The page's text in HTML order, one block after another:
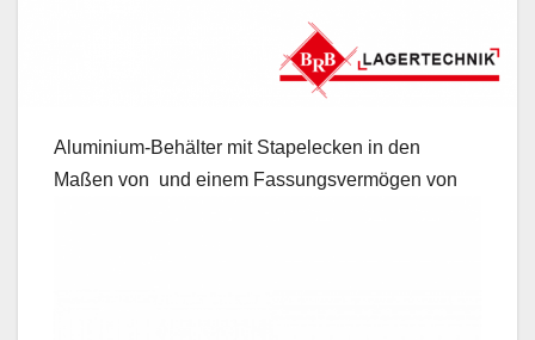
Aluminium-Behälter mit Stapelecken in den
Maßen von und einem Fassungsvermögen von